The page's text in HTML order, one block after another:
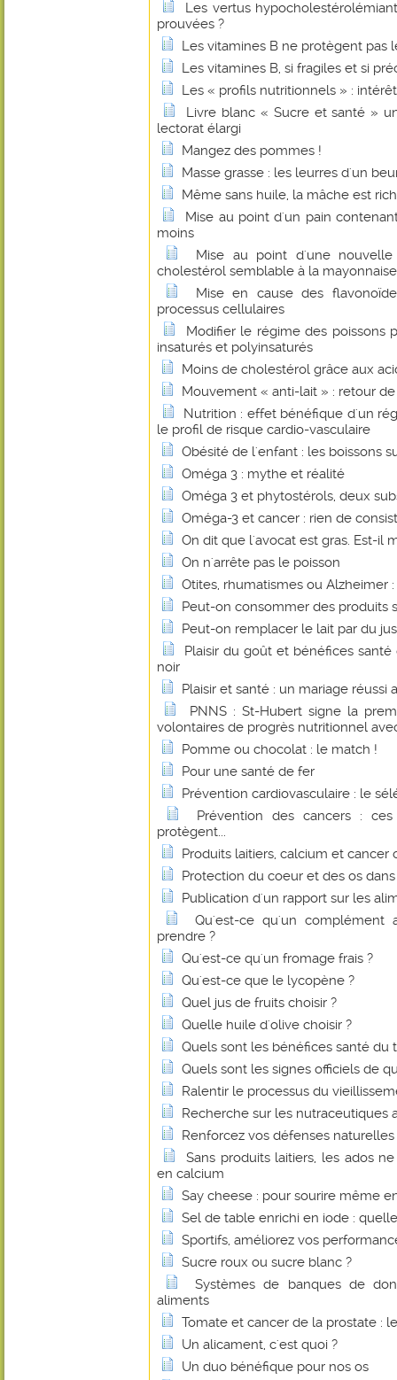
Les vertus
prouvées ?
Les vitamines B ne protègent pas
Les vitamines B, si fragiles et si
Les « profils nutritionnels » :
Livre blanc « Sucre et santé »
lectorat élargi
Mangez des pommes !
Masse grasse : les leurres d'un
Même sans huile, la mâche est
Mise au point d'un pain
moins
Mise au point d'une
cholestérol semblable à la mayonnaise
Mise en cause des
processus cellulaires
Modifier le régime des poissons
insaturés et polyinsaturés
Moins de cholestérol grâce aux
Mouvement « anti-lait » : retour
Nutrition : effet bénéfique d'un
le profil de risque cardio-vasculaire
Obésité de l'enfant : les boissons
Oméga 3 : mythe et réalité
Oméga 3 et phytostérols, deux
Oméga-3 et cancer : rien de
On dit que l'avocat est gras. Est-il
On n'arrête pas le poisson
Otites, rhumatismes ou Alzheimer
Peut-on consommer des produits
Peut-on remplacer le lait par du
Plaisir du goût et bénéfices
noir
Plaisir et santé : un mariage réussi
PNNS : St-Hubert signe la
volontaires de progrès nutritionnel
Pomme ou chocolat : le match !
Pour une santé de fer
Prévention cardiovasculaire : le
Prévention des cancers :
protègent...
Produits laitiers, calcium et cancer
Protection du coeur et des os
Publication d'un rapport sur les
Qu'est-ce qu'un complément
prendre ?
Qu'est-ce qu'un fromage frais ?
Qu'est-ce que le lycopène ?
Quel jus de fruits choisir ?
Quelle huile d'olive choisir ?
Quels sont les bénéfices santé du
Quels sont les signes officiels de
Ralentir le processus du
Recherche sur les nutraceutiques
Renforcez vos défenses naturelles
Sans produits laitiers, les ados
en calcium
Say cheese : pour sourire même
Sel de table enrichi en iode :
Sportifs, améliorez vos
Sucre roux ou sucre blanc ?
Systèmes de banques de
aliments
Tomate et cancer de la prostate :
Un alicament, c'est quoi ?
Un duo bénéfique pour nos os